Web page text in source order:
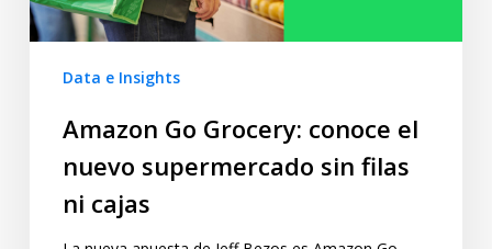
Data e Insights
Amazon Go Grocery: conoce el
nuevo supermercado sin filas
ni cajas